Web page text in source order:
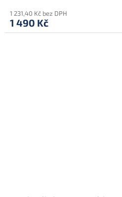
1 231,40 Kč bez DPH
1 490 Kč